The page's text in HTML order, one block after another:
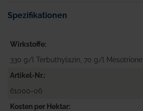
Spezifikationen
Wirkstoffe
330 g/l Terbuthylazin, 70 g/l Mesotrione
Artikel-Nr.
61000-06
Kosten per Hektar